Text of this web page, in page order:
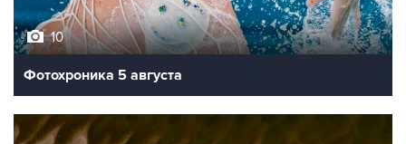
10
Фотохроника 5 августа